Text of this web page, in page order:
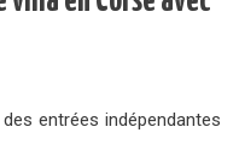
entrées indépendantes